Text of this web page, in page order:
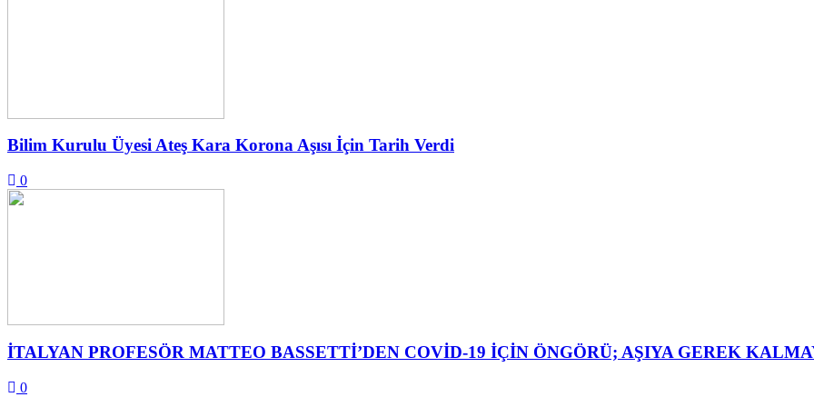
Bilim Kurulu Üyesi Ateş Kara Korona Aşısı İçin Tarih Verdi
0
İTALYAN PROFESÖR MATTEO BASSETTİ’DEN COVİD-19 İÇİN ÖNGÖRÜ; AŞIYA GEREK
0